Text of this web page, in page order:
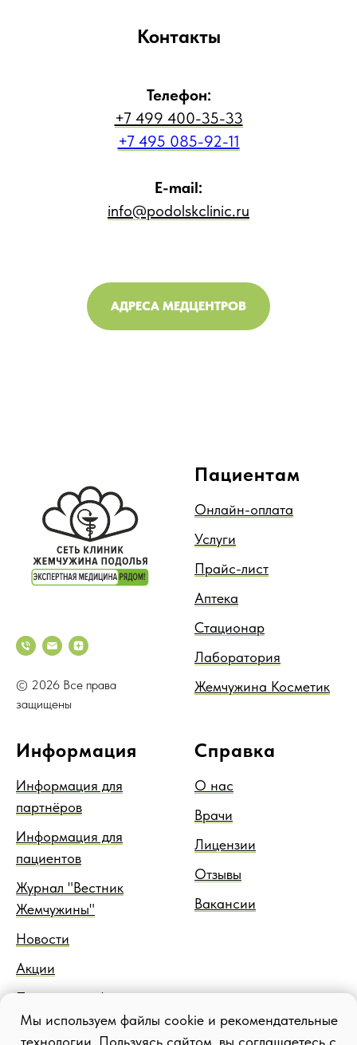
Контакты
Телефон:
+7 499 400-35-33
+7 495 085-92-11
E-mail:
info@podolskclinic.ru
АДРЕСА МЕДЦЕНТРОВ
© 2026 Все права
защищены
Пациентам
Онлайн-оплата
Услуги
Прайс-лист
Аптека
Стационар
Лаборатория
Жемчужина Косметик
Информация
Информация для
партнёров
Информация для
пациентов
Журнал "Вестник
Жемчужины"
Новости
Акции
Правовая информация
Блог
Справка
О нас
Врачи
Лицензии
Отзывы
Вакансии
Мы используем файлы cookie и рекомендательные
технологии. Пользуясь сайтом, вы соглашаетесь с